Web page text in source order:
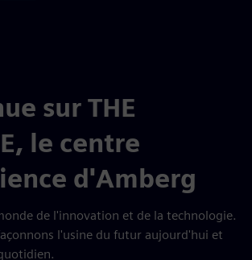
sur THE
le centre
d'Amberg
de l'innovation et de la technologie.
l'usine du futur aujourd'hui et